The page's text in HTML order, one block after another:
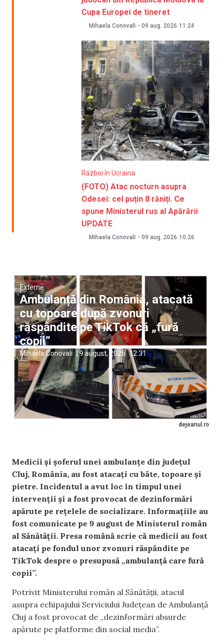
Cupa Europei de tineret
Mihaela Conovali - 09 aug. 2026 11:24
Război în Ucraina
(FOTO) Atac nocturn asupra
Odesei: cel puțin 8 răniți. Ce
spune Ministerul rus al Apărării
UPDATE
Mihaela Conovali - 09 aug. 2026 10:26
dejeanul.ro
Externe
Ambulanță din România, atacată
cu topoare după zvonuri
răspândite pe TikTok că „fură
copii”
Mihaela Conovali |9 august, 2026 12:31
Medicii și șoferul unei ambulanțe din județul
Cluj, România, au fost atacați cu bâte, topoare și
pietre. Incidentul a avut loc în timpul unei
intervenții și a fost provocat de dezinformări
apărute pe rețelele de socializare. Informațiile au
fost comunicate pe 9 august de Ministerul român
al Sănătății. Presa română scrie că medicii au fost
atacați pe fondul unor zvonuri răspândite pe
TikTok despre o presupusă „ambulanță care fură
copii”.
Potrivit Ministerului român al Sănătății, atacul
asupra echipajului Serviciului Județean de Ambulanță
Cluj a fost provocat de „dezinformări absurde
apărute pe platforme din social media”.